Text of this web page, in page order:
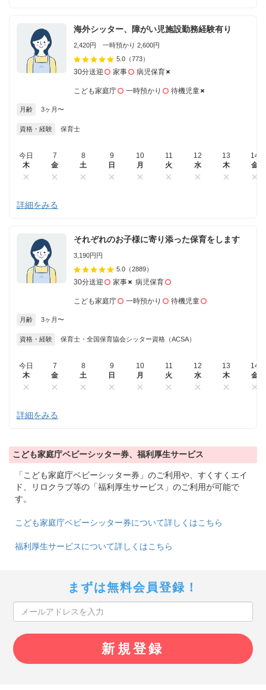
海外シッター、障がい児施設勤務経験有り
2,420円 一時預かり 2,600円
5.0 （773）
30分送迎 家事 病児保育
こども家庭庁 一時預かり 待機児童
月齢 3ヶ月〜
資格・経験 保育士
今日
木
7
金
8
土
9
日
10
月
11
火
12
水
13
木
14
金
詳細をみる
それぞれのお子様に寄り添った保育をします
3,190円円
5.0 （2889）
30分送迎 家事 病児保育
こども家庭庁 一時預かり 待機児童
月齢 3ヶ月〜
資格・経験 保育士・全国保育協会シッター資格（ACSA）
今日
木
7
金
8
土
9
日
10
月
11
火
12
水
13
木
14
金
詳細をみる
こども家庭庁ベビーシッター券、福利厚生サービス
「こども家庭庁ベビーシッター券」のご利用や、すくすくエイ
ド、リロクラブ等の「福利厚生サービス」のご利用が可能で
す。
こども家庭庁ベビーシッター券について詳しくはこちら
福利厚生サービスについて詳しくはこちら
まずは無料会員登録！